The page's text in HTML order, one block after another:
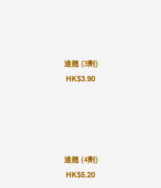
連翹 (3劑)
HK$3.90
連翹 (4劑)
HK$5.20